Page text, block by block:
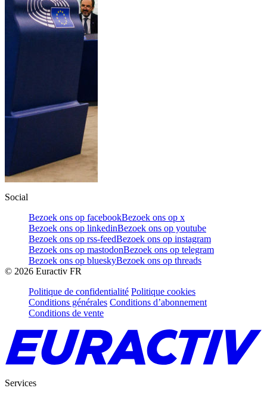
Social
Bezoek ons op facebookBezoek ons op x
Bezoek ons op linkedinBezoek ons op youtube
Bezoek ons op rss-feedBezoek ons op instagram
Bezoek ons op mastodonBezoek ons op telegram
Bezoek ons op blueskyBezoek ons op threads
© 2026 Euractiv FR
Politique de confidentialité Politique cookies
Conditions générales Conditions d’abonnement
Conditions de vente
Services